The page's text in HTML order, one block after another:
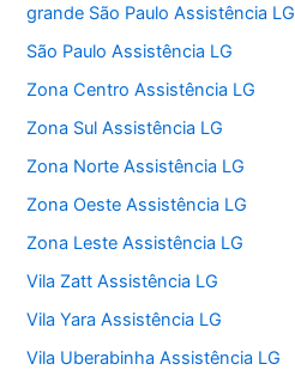
grande São Paulo Assistência LG
São Paulo Assistência LG
Zona Centro Assistência LG
Zona Sul Assistência LG
Zona Norte Assistência LG
Zona Oeste Assistência LG
Zona Leste Assistência LG
Vila Zatt Assistência LG
Vila Yara Assistência LG
Vila Uberabinha Assistência LG